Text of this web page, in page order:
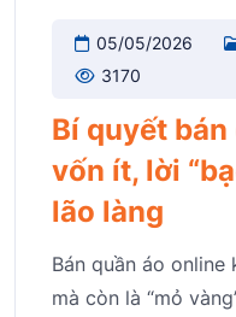
05/05/2026
3170
Bí quyết
vốn ít, lời
lão làng
Bán quần áo
mà còn là “mỏ